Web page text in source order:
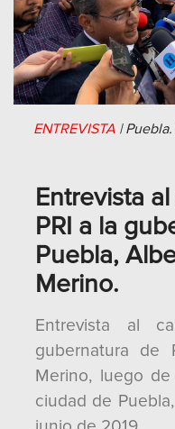
ENTREVISTA |Puebla.
Entrevista
PRI a la
Puebla,
Merino.
Entrevista al
gubernatura de
Merino, luego
ciudad de